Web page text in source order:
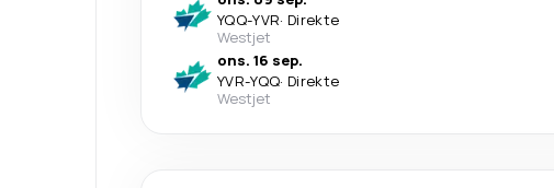
YQQ-YVR· Direkte
Westjet
ons. 16 sep.
YVR-YQQ· Direkte
Westjet